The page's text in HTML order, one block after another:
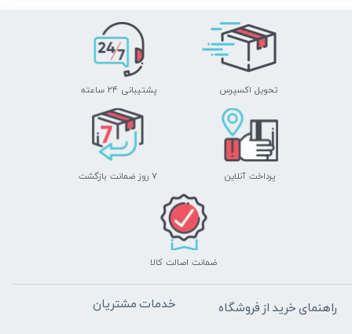
تحویل اکسپرس پشتیبانی ۲۴ ساعته
پرداخت آنلاین ۷ روز ضمانت بازگشت
ضمانت اصالت کالا
راهنمای خرید از فروشگاه خدمات مشتریان